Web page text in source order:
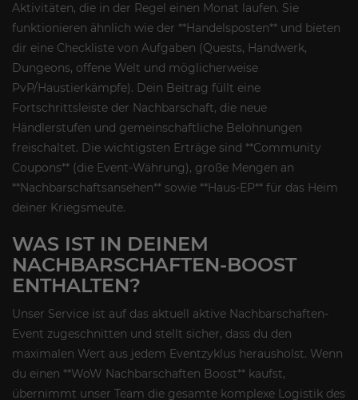
Aktivitäten, die in der Regel einen Monat laufen. Sie
funktionieren ähnlich wie der **Handelsposten** und bieten
dir eine Checkliste von Aufgaben (Quests, Handwerk,
Dungeons, offene Welt und möglicherweise
PvP/Haustierkämpfe). Dein Beitrag füllt eine
Fortschrittsleiste der Nachbarschaft, die neue
Händlerstufen und gemeinschaftliche Belohnungen
freischaltet. Die wichtigsten Erträge sind **Community
Coupons** (die Event-Währung), große Mengen an
**Nachbarschaftsansehen** sowie **Haus-EP** für das Heim
deiner Kriegsmeute.
WAS IST IN DEINEM
NACHBARSCHAFTEN-BOOST
ENTHALTEN?
Unser Service ist auf das aktuell aktive Nachbarschaften-
Event zugeschnitten und stellt sicher, dass du den
maximalen Wert aus jedem Eventzyklus herausholst. Wenn
du einen **WoW Nachbarschaften Boost** kaufst,
übernimmt unser Team die gesamte komplexe Logistik des